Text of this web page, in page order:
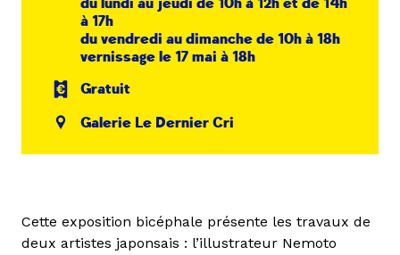
du lundi au jeudi de 10h à 12h et de 14h
à 17h
du vendredi au dimanche de 10h à 18h
vernissage le 17 mai à 18h
Gratuit
Galerie Le Dernier Cri
Cette exposition bicéphale présente les travaux de
deux artistes japonsais : l’illustrateur Nemoto